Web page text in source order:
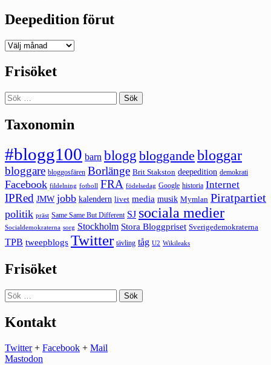
Deepedition förut
Deepedition
Frisöket
Sök
efter:
Taxonomin
#blogg100 barn blogg bloggande bloggar
bloggare bloggosfären Borlänge Brit Stakston deepedition demokrati
Facebook fildelning fotboll FRA födelsedag Google historia Internet
IPRed JMW jobb kalendern livet media musik Mymlan Piratpartiet
politik präst Same Same But Different SJ sociala medier
Socialdemokraterna sorg Stockholm Stora Bloggpriset Sverigedemokraterna
TPB tweepblogs Twitter tävling tåg U2 Wikileaks
Frisöket
Sök
efter:
Kontakt
Twitter+ Facebook + Mail
Mastodon